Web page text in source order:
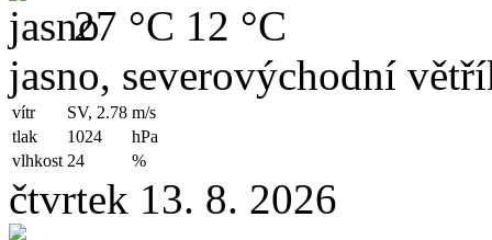
27 °C 12 °C
jasno, severovýchodní
vítr SV, 2.78 m/s
tlak
1024
hPa
vlhkost 24 %
čtvrtek 13. 8. 2026